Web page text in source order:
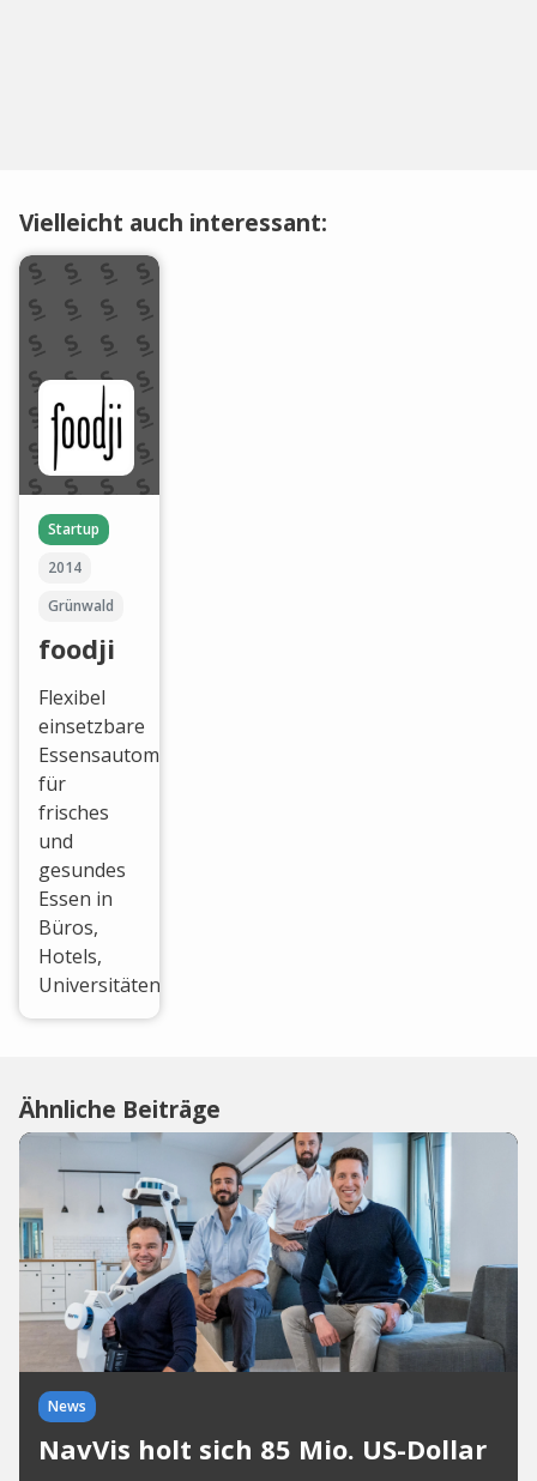
Vielleicht auch interessant:
Startup
2014
Grünwald
foodji
Flexibel
einsetzbare
Essensautomaten
für
frisches
und
gesundes
Essen in
Büros,
Hotels,
Universitäten.
Ähnliche Beiträge
News
NavVis holt sich 85 Mio. US-Dollar